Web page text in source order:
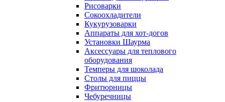
Рисоварки
Сокоохладители
Кукурузоварки
Аппараты для хот-догов
Установки Шаурма
Аксессуары для теплового
оборудования
Темперы для шоколада
Столы для пиццы
Фритюрницы
Чебуречницы